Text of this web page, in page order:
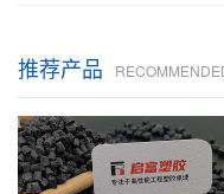
推荐产品